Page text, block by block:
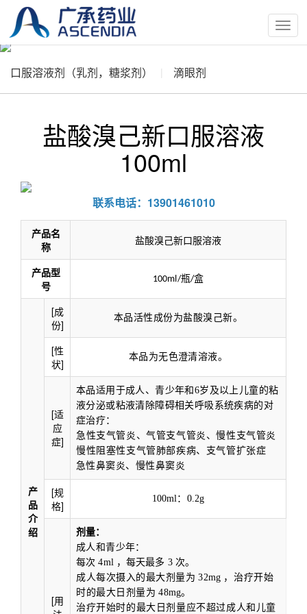
按
钮
口服溶液剂（乳剂，糖浆剂） 滴眼剂
盐酸溴己新口服溶液
100ml
联系电话：13901461010
产品名
称
盐酸溴己新口服溶液
产品型
号
100ml/瓶/盒
产
品
介
绍
[成
份]
本品活性成份为盐酸溴己新。
[性
状]
本品为无色澄清溶液。
[适
应
症]
本品适用于成人、青少年和 6岁及以上儿童的粘
液分泌或粘液清除障碍相关呼吸系统疾病的对
症治疗：
急性支气管炎、气管支气管炎、慢性支气管炎
慢性阻塞性支气管肺部疾病、支气管扩张症
急性鼻窦炎、慢性鼻窦炎
[规
格]
100ml： 0.2g
[用
剂量：
成人和青少年：
每次 4ml ，每天最多 3 次。
成人每次摄入的最大剂量为 32mg ，治疗开始
时的最大日剂量为 48mg。
治疗开始时的最大日剂量应不超过成人和儿童